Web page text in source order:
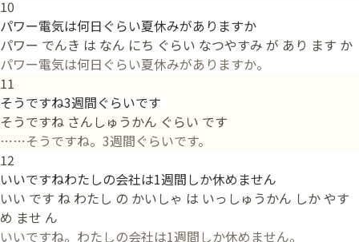
10
パワー電気は何日ぐらい夏休みがありますか
パワー でんき は なん にち ぐらい なつやすみ が あり ます か
パワー電気は何日ぐらい夏休みがありますか。
11
そうですね3週間ぐらいです
そうですね さんしゅうかん ぐらい です
……そうですね。3週間ぐらいです。
12
いいですねわたしの会社は1週間しか休めません
いい です ね わたし の かいしゃ は いっしゅうかん しか やす
め ませ ん
いいですね。わたしの会社は1週間しか休めません。